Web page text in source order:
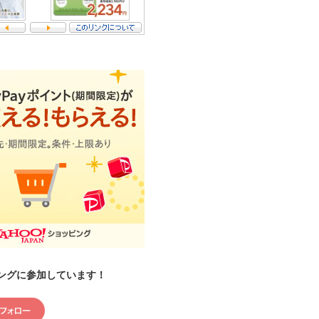
グに参加しています！